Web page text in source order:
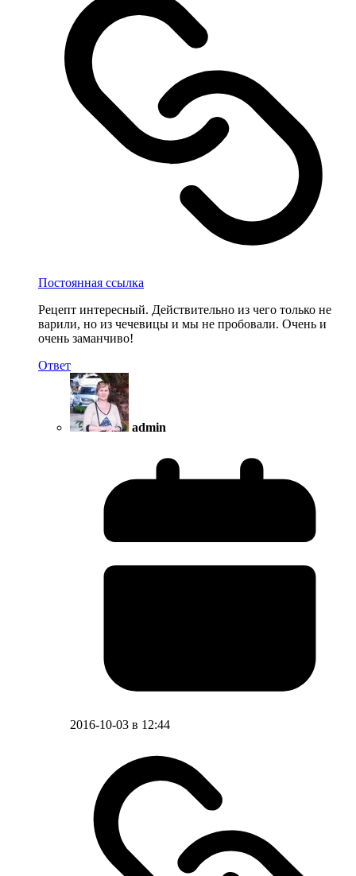
Постоянная ссылка
Рецепт интересный. Действительно из чего только не
варили, но из чечевицы и мы не пробовали. Очень и
очень заманчиво!
Ответ
admin
2016-10-03 в 12:44